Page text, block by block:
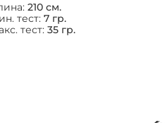
210 см.
тест: 7 гр.
тест: 35 гр.